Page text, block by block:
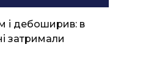
і дебоширив: в
затримали